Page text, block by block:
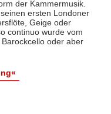
der Kammermusik.
ersten Londoner
Geige oder
continuo wurde vom
oder aber